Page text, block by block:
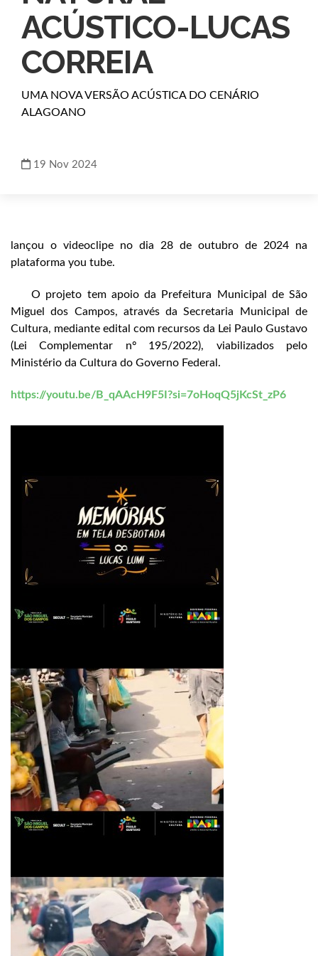
ACÚSTICO-LUCAS
CORREIA
UMA NOVA VERSÃO ACÚSTICA DO CENÁRIO
ALAGOANO
19 Nov 2024
lançou o videoclipe no dia 28 de outubro de 2024 na
plataforma you tube.
O projeto tem apoio da Prefeitura Municipal de São
Miguel dos Campos, através da Secretaria Municipal de
Cultura, mediante edital com recursos da Lei Paulo Gustavo
(Lei Complementar nº 195/2022), viabilizados pelo
Ministério da Cultura do Governo Federal.
https://youtu.be/B_qAAcH9F5I?si=7oHoqQ5jKcSt_zP6